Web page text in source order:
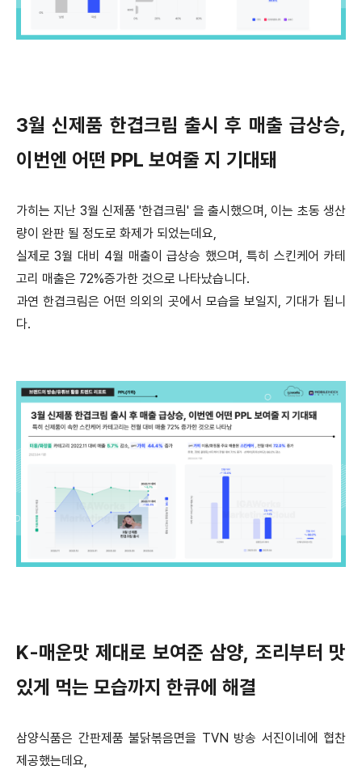
3월 신제품 한겹크림 출시 후 매출 급상승,
이번엔 어떤 PPL 보여줄 지 기대돼
가히는 지난 3월 신제품 '한겹크림' 을 출시했으며, 이는 초동 생산
량이 완판 될 정도로 화제가 되었는데요,
실제로 3월 대비 4월 매출이 급상승 했으며, 특히 스킨케어 카테
고리 매출은 72%증가한 것으로 나타났습니다.
과연 한겹크림은 어떤 의외의 곳에서 모습을 보일지, 기대가 됩니
다.
K-매운맛 제대로 보여준 삼양, 조리부터 맛
있게 먹는 모습까지 한큐에 해결
삼양식품은 간판제품 불닭볶음면을 TVN 방송 서진이네에 협찬
제공했는데요,